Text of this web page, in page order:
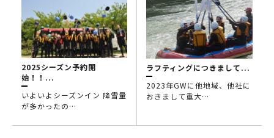
2025シーズン予約開
始！！...
いよいよシーズンイン 降雪量
が多かったの…
ラフティングにつきまして...
2023年GWに他地域、他社に
おきまして重大…